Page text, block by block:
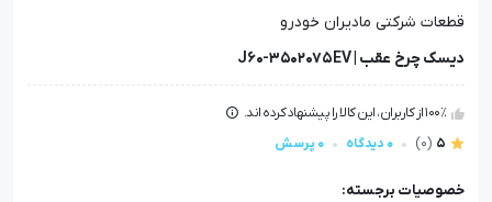
قطعات شرکتی مادیران خودرو
دیسک چرخ عقب | J60-3502075EV
100٪ از کاربران، این کالا را پیشنهاد کرده اند.
5
(0) 0 دیدگاه 0 پرسش
خصوصیات برجسته: